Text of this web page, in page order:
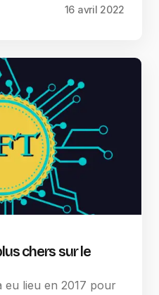
16 avril 2022
chers sur le
eu lieu en 2017 pour